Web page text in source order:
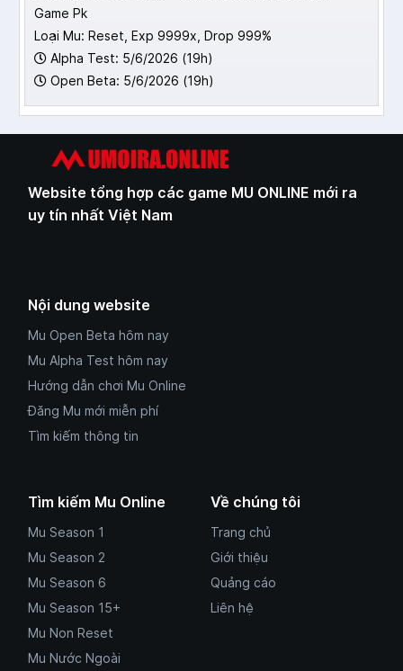
Game Pk
Loại Mu: Reset, Exp 9999x, Drop 999%
Alpha Test: 5/6/2026 (19h)
Open Beta: 5/6/2026 (19h)
Website tổng hợp các game MU ONLINE mới ra
uy tín nhất Việt Nam
Nội dung website
Mu Open Beta hôm nay
Mu Alpha Test hôm nay
Hướng dẫn chơi Mu Online
Đăng Mu mới miễn phí
Tìm kiếm thông tin
Tìm kiếm Mu Online
Mu Season 1
Mu Season 2
Mu Season 6
Mu Season 15+
Mu Non Reset
Mu Nước Ngoài
Về chúng tôi
Trang chủ
Giới thiệu
Quảng cáo
Liên hệ